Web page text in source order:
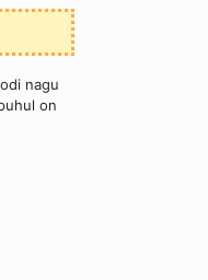
nagu
on